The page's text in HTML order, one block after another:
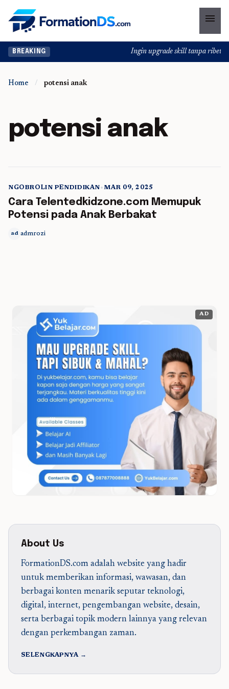
menu
BREAKING Ingin upgrade skill tanpa ribet?
Home / potensi anak
potensi anak
5 min read
NGOBROLIN PENDIDIKAN•MAR 09, 2025
Cara Telentedkidzone.com Memupuk
Potensi pada Anak Berbakat
ad admrozi
AD
About Us
FormationDS.com adalah website yang hadir
untuk memberikan informasi, wawasan, dan
berbagai konten menarik seputar teknologi,
digital, internet, pengembangan website, desain,
serta berbagai topik modern lainnya yang relevan
dengan perkembangan zaman.
SELENGKAPNYA →